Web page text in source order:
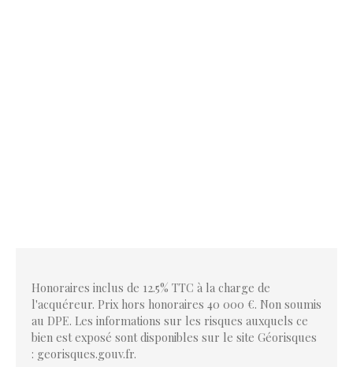
Honoraires inclus de 12.5% TTC à la charge de
l'acquéreur. Prix hors honoraires 40 000 €. Non soumis
au DPE. Les informations sur les risques auxquels ce
bien est exposé sont disponibles sur le site Géorisques
: georisques.gouv.fr.